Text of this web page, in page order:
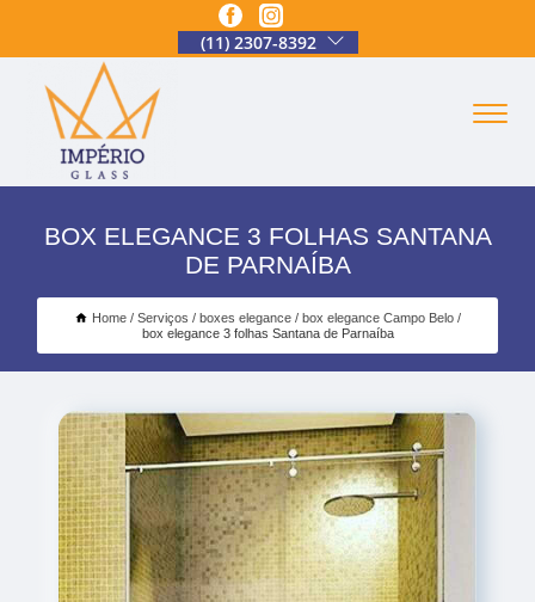
(11) 2307-8392
BOX ELEGANCE 3 FOLHAS SANTANA
DE PARNAÍBA
Home Serviços boxes elegance
box elegance Campo Belo
box elegance 3 folhas Santana de Parnaíba